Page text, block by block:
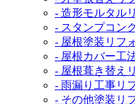
- 造形モルタル
- スタンプコン
- 屋根塗装リフ
- 屋根カバー工
- 屋根葺き替え
- 雨漏り工事リ
- その他塗装リ